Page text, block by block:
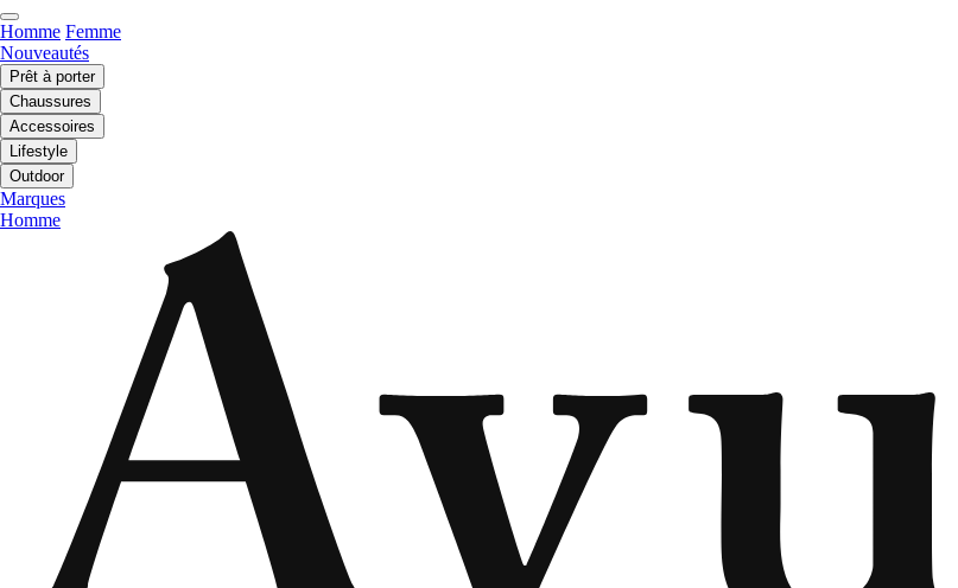
Homme Femme
Nouveautés
Prêt à porter
Chaussures
Accessoires
Lifestyle
Outdoor
Marques
Homme